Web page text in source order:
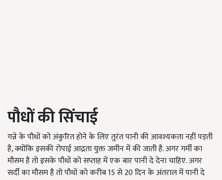
पौधों की सिंचाई
गन्ने के पौधों को अंकुरित होने के लिए तुरंत पानी की आवश्यकता नहीं पड़ती
है, क्योंकि इसकी रोपाई आद्रता युक्त जमीन में की जाती है. अगर गर्मी का
मौसम है तो इसके पौधों को सप्ताह में एक बार पानी दे देना चाहिए. अगर
सर्दी का मौसम है तो पौधों को करीब 15 से 20 दिन के अंतराल में पानी दे